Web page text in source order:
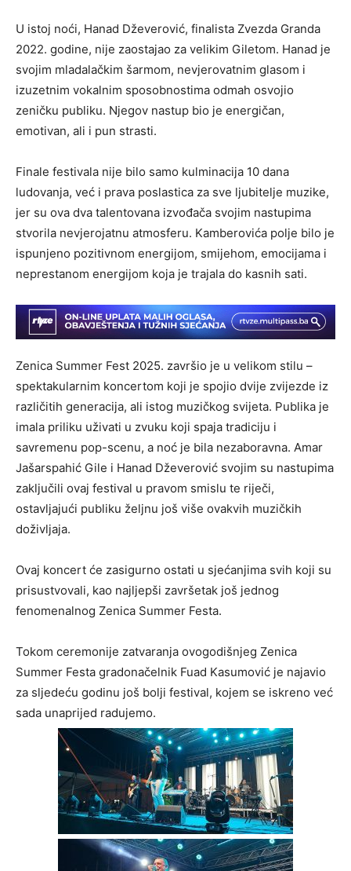
U istoj noći, Hanad Dževerović, finalista Zvezda Granda
2022. godine, nije zaostajao za velikim Giletom. Hanad je
svojim mladalačkim šarmom, nevjerovatnim glasom i
izuzetnim vokalnim sposobnostima odmah osvojio
zeničku publiku. Njegov nastup bio je energičan,
emotivan, ali i pun strasti.
Finale festivala nije bilo samo kulminacija 10 dana
ludovanja, već i prava poslastica za sve ljubitelje muzike,
jer su ova dva talentovana izvođača svojim nastupima
stvorila nevjerojatnu atmosferu. Kamberovića polje bilo je
ispunjeno pozitivnom energijom, smijehom, emocijama i
neprestanom energijom koja je trajala do kasnih sati.
Zenica Summer Fest 2025. završio je u velikom stilu –
spektakularnim koncertom koji je spojio dvije zvijezde iz
različitih generacija, ali istog muzičkog svijeta. Publika je
imala priliku uživati u zvuku koji spaja tradiciju i
savremenu pop-scenu, a noć je bila nezaboravna. Amar
Jašarspahić Gile i Hanad Dževerović svojim su nastupima
zaključili ovaj festival u pravom smislu te riječi,
ostavljajući publiku željnu još više ovakvih muzičkih
doživljaja.
Ovaj koncert će zasigurno ostati u sjećanjima svih koji su
prisustvovali, kao najljepši završetak još jednog
fenomenalnog Zenica Summer Festa.
Tokom ceremonije zatvaranja ovogodišnjeg Zenica
Summer Festa gradonačelnik Fuad Kasumović je najavio
za sljedeću godinu još bolji festival, kojem se iskreno već
sada unaprijed radujemo.